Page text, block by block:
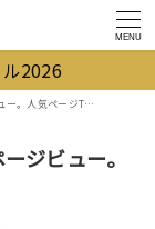
MENU
2026
TOP20＆グルメTOP10
ジビュー。